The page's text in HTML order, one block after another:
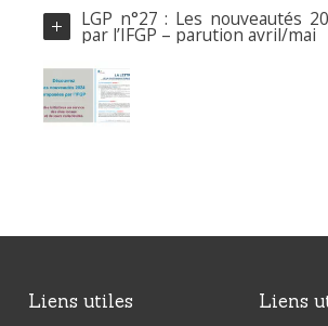
LGP n°27 : Les nouveautés
par l’IFGP – parution avril/mai
liens utiles liens